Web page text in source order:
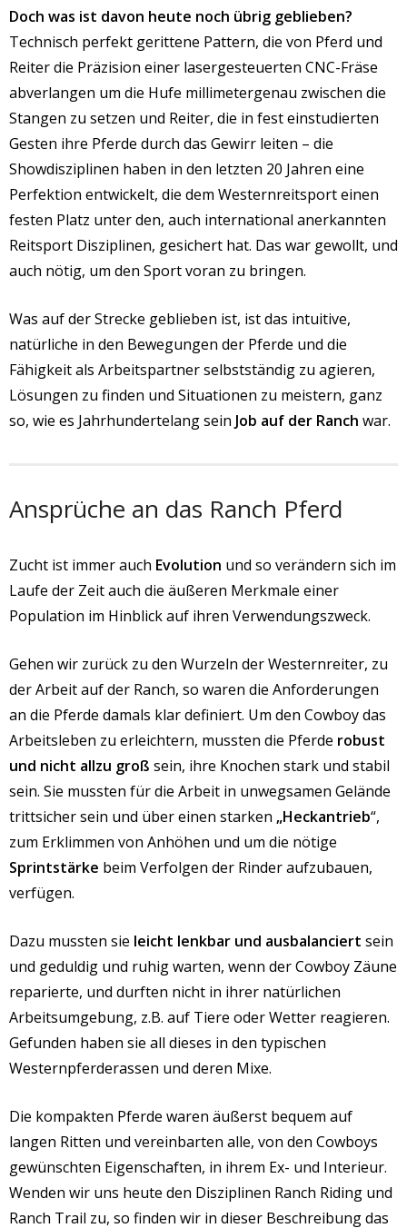
Doch was ist davon heute noch übrig geblieben?
Technisch perfekt gerittene Pattern, die von Pferd und
Reiter die Präzision einer lasergesteuerten CNC-Fräse
abverlangen um die Hufe millimetergenau zwischen die
Stangen zu setzen und Reiter, die in fest einstudierten
Gesten ihre Pferde durch das Gewirr leiten – die
Showdisziplinen haben in den letzten 20 Jahren eine
Perfektion entwickelt, die dem Westernreitsport einen
festen Platz unter den, auch international anerkannten
Reitsport Disziplinen, gesichert hat. Das war gewollt, und
auch nötig, um den Sport voran zu bringen.
Was auf der Strecke geblieben ist, ist das intuitive,
natürliche in den Bewegungen der Pferde und die
Fähigkeit als Arbeitspartner selbstständig zu agieren,
Lösungen zu finden und Situationen zu meistern, ganz
so, wie es Jahrhundertelang sein Job auf der Ranch war.
Ansprüche an das Ranch Pferd
Zucht ist immer auch Evolution und so verändern sich im
Laufe der Zeit auch die äußeren Merkmale einer
Population im Hinblick auf ihren Verwendungszweck.
Gehen wir zurück zu den Wurzeln der Westernreiter, zu
der Arbeit auf der Ranch, so waren die Anforderungen
an die Pferde damals klar definiert. Um den Cowboy das
Arbeitsleben zu erleichtern, mussten die Pferde robust
und nicht allzu groß sein, ihre Knochen stark und stabil
sein. Sie mussten für die Arbeit in unwegsamen Gelände
trittsicher sein und über einen starken „Heckantrieb“,
zum Erklimmen von Anhöhen und um die nötige
Sprintstärke beim Verfolgen der Rinder aufzubauen,
verfügen.
Dazu mussten sie leicht lenkbar und ausbalanciert sein
und geduldig und ruhig warten, wenn der Cowboy Zäune
reparierte, und durften nicht in ihrer natürlichen
Arbeitsumgebung, z.B. auf Tiere oder Wetter reagieren.
Gefunden haben sie all dieses in den typischen
Westernpferderassen und deren Mixe.
Die kompakten Pferde waren äußerst bequem auf
langen Ritten und vereinbarten alle, von den Cowboys
gewünschten Eigenschaften, in ihrem Ex- und Interieur.
Wenden wir uns heute den Disziplinen Ranch Riding und
Ranch Trail zu, so finden wir in dieser Beschreibung das